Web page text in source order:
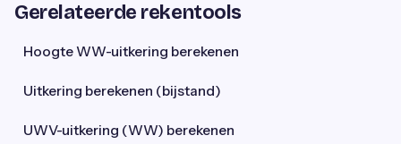
Gerelateerde rekentools
Hoogte WW-uitkering berekenen
Uitkering berekenen (bijstand)
UWV-uitkering (WW) berekenen